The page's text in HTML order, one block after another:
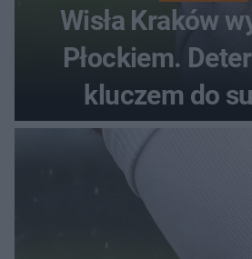
Wisła Kraków
Płockiem.
kluczem do